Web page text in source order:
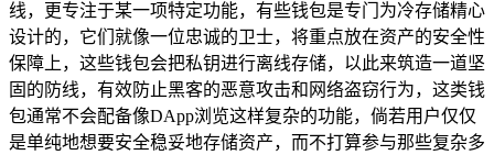
线，更专注于某一项特定功能，有些钱包是专门为冷存储精心
设计的，它们就像一位忠诚的卫士，将重点放在资产的安全性
保障上，这些钱包会把私钥进行离线存储，以此来筑造一道坚
固的防线，有效防止黑客的恶意攻击和网络盗窃行为，这类钱
包通常不会配备像DApp浏览这样复杂的功能，倘若用户仅仅
是单纯地想要安全稳妥地存储资产，而不打算参与那些复杂多